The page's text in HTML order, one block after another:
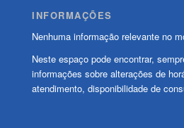
INFORMAÇÕES
Nenhuma informação relevante no
Neste espaço pode encontrar,
informações sobre alterações de
atendimento, disponibilidade de